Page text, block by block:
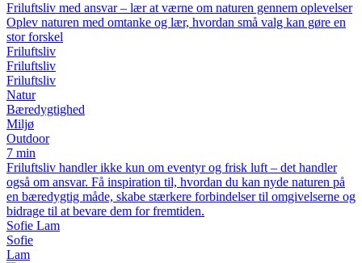
Friluftsliv med ansvar – lær at værne om naturen gennem oplevelser
Oplev naturen med omtanke og lær, hvordan små valg kan gøre en
stor forskel
Friluftsliv
Friluftsliv
Friluftsliv
Natur
Bæredygtighed
Miljø
Outdoor
7 min
Friluftsliv handler ikke kun om eventyr og frisk luft – det handler
også om ansvar. Få inspiration til, hvordan du kan nyde naturen på
en bæredygtig måde, skabe stærkere forbindelser til omgivelserne og
bidrage til at bevare dem for fremtiden.
Sofie Lam
Sofie
Lam